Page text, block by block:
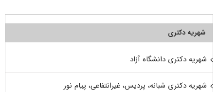
شهریه دکتری
شهریه دکتری دانشگاه آزاد
شهریه دکتری شبانه، پردیس، غیرانتفاعی، پیام نور